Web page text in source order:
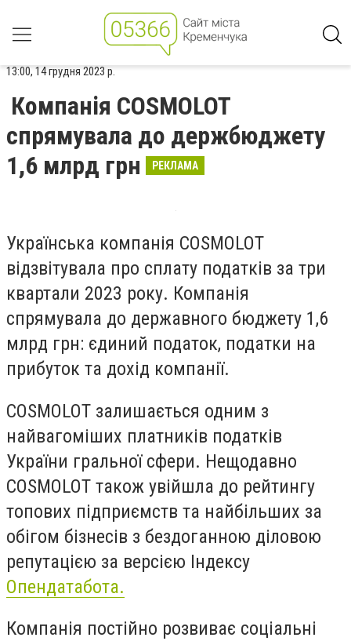
13:00, 14 грудня 2023 р.
Компанія COSMOLOT
спрямувала до держбюджету
1,6 млрд грн
РЕКЛАМА
Українська компанія COSMOLOT
відзвітувала про сплату податків за три
квартали 2023 року. Компанія
спрямувала до державного бюджету 1,6
млрд грн: єдиний податок, податки на
прибуток та дохід компанії.
COSMOLOT залишається одним з
найвагоміших платників податків
України гральної сфери. Нещодавно
COSMOLOT також увійшла до рейтингу
топових підприємств та найбільших за
обігом бізнесів з бездоганною діловою
репутацією за версією Індексу
Опендатабота.
Компанія постійно розвиває соціальні